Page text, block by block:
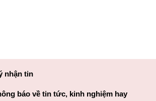
nhận tin
báo về tin tức, kinh nghiệm hay